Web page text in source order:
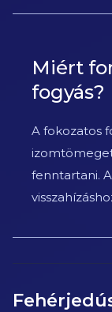
Miért
fogyás?
A fokozatos
fenntartani.